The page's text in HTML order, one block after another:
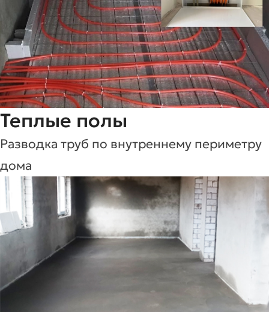
Теплые полы
Разводка труб по внутреннему периметру
дома